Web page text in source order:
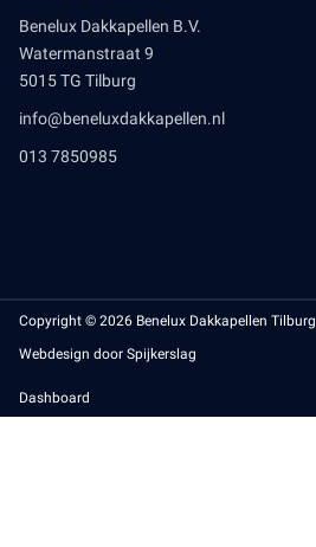
Benelux Dakkapellen B.V.
Watermanstraat 9
5015 TG Tilburg
info@beneluxdakkapellen.nl
013 7850985
Copyright © 2026 Benelux Dakkapellen Tilburg
Webdesign door Spijkerslag
Dashboard